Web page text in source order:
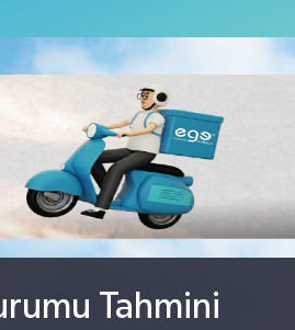
Tahmini